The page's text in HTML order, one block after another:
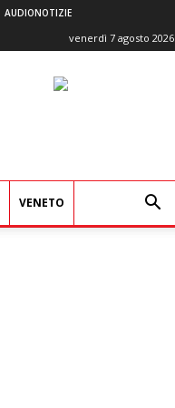
AUDIONOTIZIE
venerdì 7 agosto 2026
VENETO